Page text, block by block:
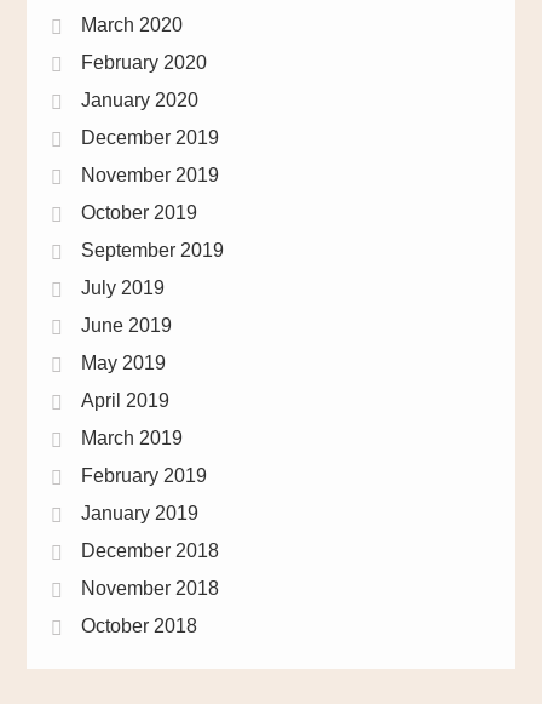
March 2020
February 2020
January 2020
December 2019
November 2019
October 2019
September 2019
July 2019
June 2019
May 2019
April 2019
March 2019
February 2019
January 2019
December 2018
November 2018
October 2018